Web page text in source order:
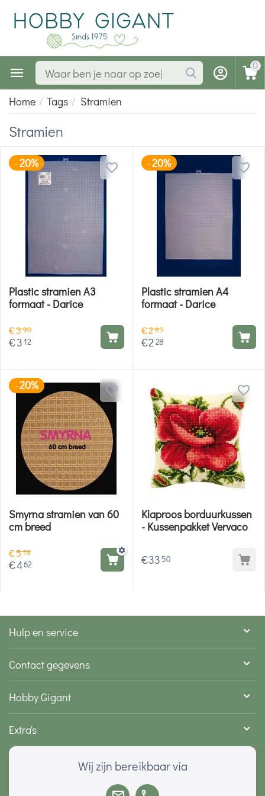
0
Home / Tags / Stramien
Stramien
-20%
Plastic stramien A3
formaat - Darice
€390
€312
-20%
Plastic stramien A4
formaat - Darice
€285
€2 28
-20%
Smyrna stramien van 60
cm breed
€578
€462
Klaproos borduurkussen
- Kussenpakket Vervaco
€33 50
Hulp en service
Contact gegevens
Hobby Gigant
Extra's
Wij zijn bereikbaar via